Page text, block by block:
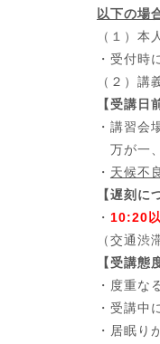
以下の場
（１）本
・受付時
（２）
【受講日
・講習会
万が一
・ 天候不
【遅刻に
・ 10:20
（交通渋
【受講態
・度重な
・受講中
・居眠り